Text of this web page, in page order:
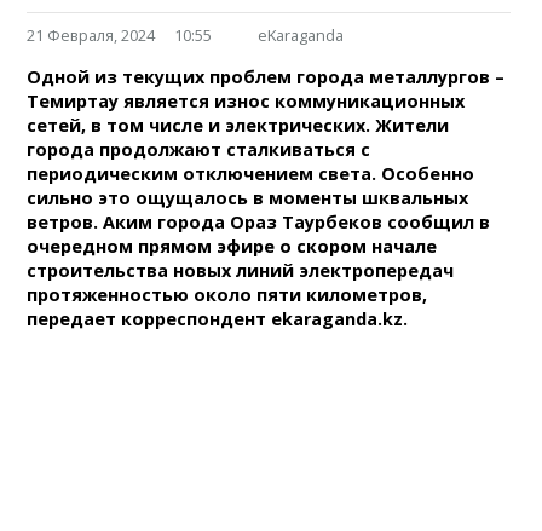
21 Февраля, 2024 10:55 eKaraganda
Одной из текущих проблем города металлургов –
Темиртау является износ коммуникационных
сетей, в том числе и электрических. Жители
города продолжают сталкиваться с
периодическим отключением света. Особенно
сильно это ощущалось в моменты шквальных
ветров. Аким города Ораз Таурбеков сообщил в
очередном прямом эфире о скором начале
строительства новых линий электропередач
протяженностью около пяти километров,
передает корреспондент ekaraganda.kz.